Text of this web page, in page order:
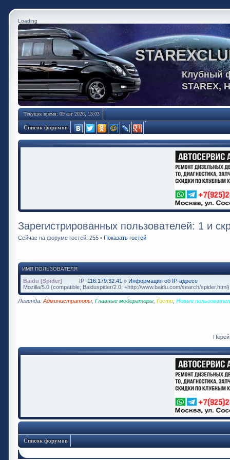
Loading
Клубный
STAREX,
Текущее время: 09 авг 2026, 13:03
Список форумов
Зарегистрированных пользователей: 1 и
Сейчас на форуме гостей: 255 • Показать гостей
ИМЯ ПОЛЬЗОВАТЕЛЯ
Baidu [Spider] IP: 116.179.32.41 » Информация об IP-адресе
Mozilla/5.0 (compatible; Baiduspider/2.0; +http://www.baidu.com/search/spider.html)
Легенда: Администраторы Главные модераторы Гости Новые
Список форумов